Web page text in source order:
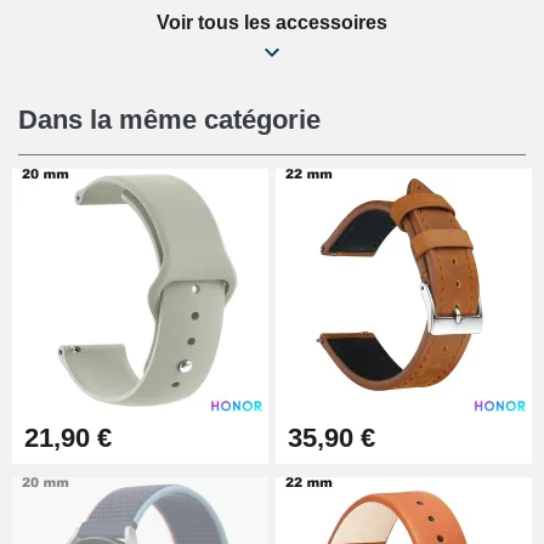
Kit Réparation Montre Débutant
16,90 €
Pied à Coulisse Numérique
9,90 €
Pince à Poinçonner (pince trou)
57,42 €
Pince Trou pour Bracelet de
10,90 €
Voir tous les accessoires
Dans la même catégorie
21,90 € 35,90 €